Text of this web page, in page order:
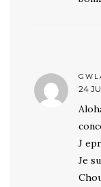
24
J
Je